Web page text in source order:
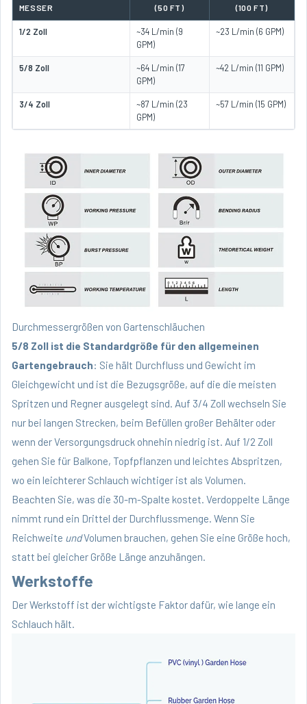
MESSER
(50 FT)
(100 FT)
1/2 Zoll
~34 L/min (9
GPM)
~23 L/min (6 GPM)
5/8 Zoll
~64 L/min (17
GPM)
~42 L/min (11 GPM)
3/4 Zoll
~87 L/min (23
GPM)
~57 L/min (15 GPM)
Durchmessergrößen von Gartenschläuchen
5/8 Zoll ist die Standardgröße für den allgemeinen
Gartengebrauch: Sie hält Durchfluss und Gewicht im
Gleichgewicht und ist die Bezugsgröße, auf die die meisten
Spritzen und Regner ausgelegt sind. Auf 3/4 Zoll wechseln Sie
nur bei langen Strecken, beim Befüllen großer Behälter oder
wenn der Versorgungsdruck ohnehin niedrig ist. Auf 1/2 Zoll
gehen Sie für Balkone, Topfpflanzen und leichtes Abspritzen,
wo ein leichterer Schlauch wichtiger ist als Volumen.
Beachten Sie, was die 30-m-Spalte kostet. Verdoppelte Länge
nimmt rund ein Drittel der Durchflussmenge. Wenn Sie
Reichweite undVolumen brauchen, gehen Sie eine Größe hoch,
statt bei gleicher Größe Länge anzuhängen.
Werkstoffe
Der Werkstoff ist der wichtigste Faktor dafür, wie lange ein
Schlauch hält.